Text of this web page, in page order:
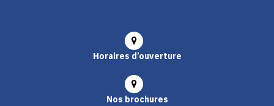
Horaires d’ouverture
Nos brochures